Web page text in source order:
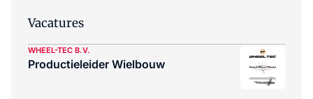
Vacatures
WHEEL-TEC B.V.
Productieleider Wielbouw